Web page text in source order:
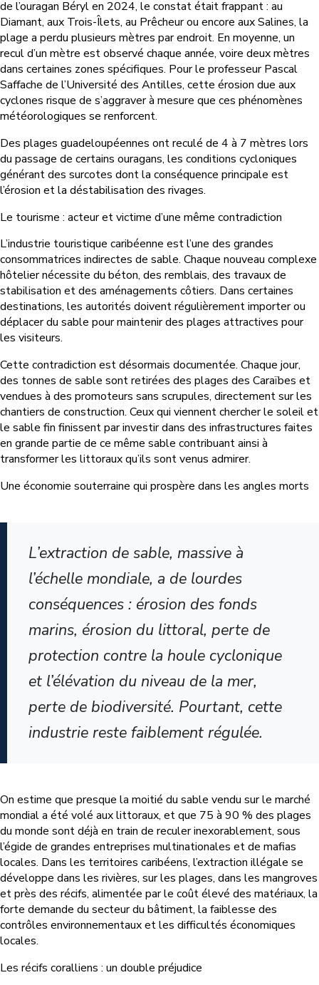
de l’ouragan Béryl en 2024, le constat était frappant : au
Diamant, aux Trois-Îlets, au Prêcheur ou encore aux Salines, la
plage a perdu plusieurs mètres par endroit. En moyenne, un
recul d’un mètre est observé chaque année, voire deux mètres
dans certaines zones spécifiques. Pour le professeur Pascal
Saffache de l’Université des Antilles, cette érosion due aux
cyclones risque de s’aggraver à mesure que ces phénomènes
météorologiques se renforcent.
Des plages guadeloupéennes ont reculé de 4 à 7 mètres lors
du passage de certains ouragans, les conditions cycloniques
générant des surcotes dont la conséquence principale est
l’érosion et la déstabilisation des rivages.
Le tourisme : acteur et victime d’une même contradiction
L’industrie touristique caribéenne est l’une des grandes
consommatrices indirectes de sable. Chaque nouveau complexe
hôtelier nécessite du béton, des remblais, des travaux de
stabilisation et des aménagements côtiers. Dans certaines
destinations, les autorités doivent régulièrement importer ou
déplacer du sable pour maintenir des plages attractives pour
les visiteurs.
Cette contradiction est désormais documentée. Chaque jour,
des tonnes de sable sont retirées des plages des Caraïbes et
vendues à des promoteurs sans scrupules, directement sur les
chantiers de construction. Ceux qui viennent chercher le soleil et
le sable fin finissent par investir dans des infrastructures faites
en grande partie de ce même sable contribuant ainsi à
transformer les littoraux qu’ils sont venus admirer.
Une économie souterraine qui prospère dans les angles morts
L’extraction de sable, massive à
l’échelle mondiale, a de lourdes
conséquences : érosion des fonds
marins, érosion du littoral, perte de
protection contre la houle cyclonique
et l’élévation du niveau de la mer,
perte de biodiversité. Pourtant, cette
industrie reste faiblement régulée.
On estime que presque la moitié du sable vendu sur le marché
mondial a été volé aux littoraux, et que 75 à 90 % des plages
du monde sont déjà en train de reculer inexorablement, sous
l’égide de grandes entreprises multinationales et de mafias
locales. Dans les territoires caribéens, l’extraction illégale se
développe dans les rivières, sur les plages, dans les mangroves
et près des récifs, alimentée par le coût élevé des matériaux, la
forte demande du secteur du bâtiment, la faiblesse des
contrôles environnementaux et les difficultés économiques
locales.
Les récifs coralliens : un double préjudice